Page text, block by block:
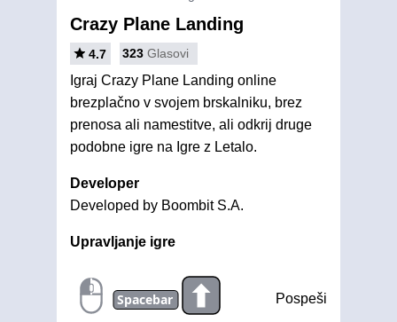
Crazy Plane Landing
4.7 323 Glasovi
Igraj Crazy Plane Landing online
brezplačno v svojem brskalniku, brez
prenosa ali namestitve, ali odkrij druge
podobne igre na Igre z Letalo.
Developer
Developed by Boombit S.A.
Upravljanje igre
Spacebar Pospeši